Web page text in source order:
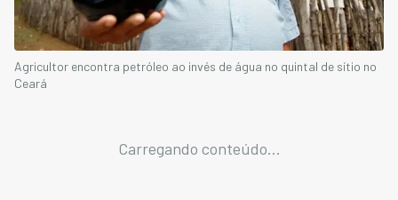
Agricultor encontra petróleo ao invés de água no quintal de sítio no
Ceará
Carregando conteúdo...